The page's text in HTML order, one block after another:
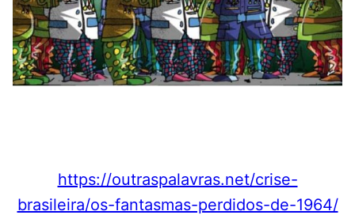
https://outraspalavras.net/crise-
brasileira/os-fantasmas-perdidos-de-1964/